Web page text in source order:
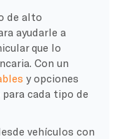
de alto
ayudarle a
que lo
Con un
y opciones
cada tipo de
vehículos con